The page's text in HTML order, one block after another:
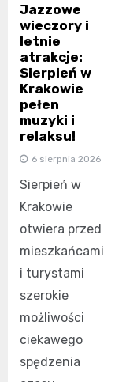
Jazzowe
wieczory i
letnie
atrakcje:
Sierpień w
Krakowie
pełen
muzyki i
relaksu!
6 sierpnia 2026
Sierpień w
Krakowie
otwiera przed
mieszkańcami
i turystami
szerokie
możliwości
ciekawego
spędzenia